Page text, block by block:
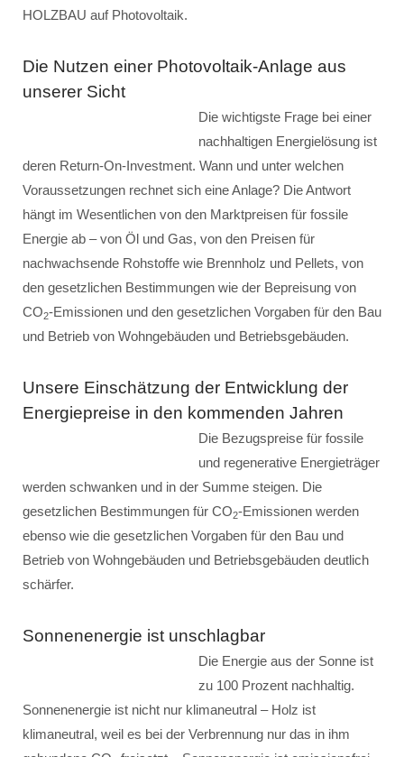
HOLZBAU auf Photovoltaik.
Die Nutzen einer Photovoltaik-Anlage aus
unserer Sicht
Die wichtigste Frage bei einer
nachhaltigen Energielösung ist
deren Return-On-Investment. Wann und unter welchen
Voraussetzungen rechnet sich eine Anlage? Die Antwort
hängt im Wesentlichen von den Marktpreisen für fossile
Energie ab – von Öl und Gas, von den Preisen für
nachwachsende Rohstoffe wie Brennholz und Pellets, von
den gesetzlichen Bestimmungen wie der Bepreisung von
CO2-Emissionen und den gesetzlichen Vorgaben für den Bau
und Betrieb von Wohngebäuden und Betriebsgebäuden.
Unsere Einschätzung der Entwicklung der
Energiepreise in den kommenden Jahren
Die Bezugspreise für fossile
und regenerative Energieträger
werden schwanken und in der Summe steigen. Die
gesetzlichen Bestimmungen für CO2-Emissionen werden
ebenso wie die gesetzlichen Vorgaben für den Bau und
Betrieb von Wohngebäuden und Betriebsgebäuden deutlich
schärfer.
Sonnenenergie ist unschlagbar
Die Energie aus der Sonne ist
zu 100 Prozent nachhaltig.
Sonnenenergie ist nicht nur klimaneutral – Holz ist
klimaneutral, weil es bei der Verbrennung nur das in ihm